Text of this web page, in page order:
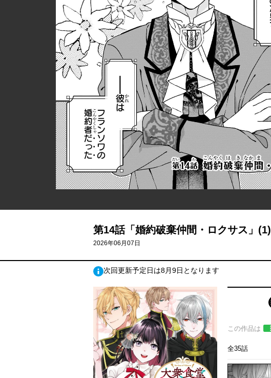
第14話「婚約破棄仲間・ロクサス」(1)
2026年06月07日
次回更新予定日は8月9日となります
この作品は
全35話